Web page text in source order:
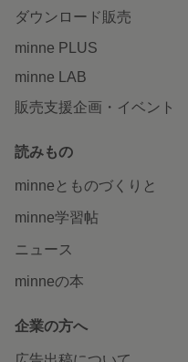
ダウンロード販売
minne PLUS
minne LAB
販売支援企画・イベント
読みもの
minneとものづくりと
minne学習帖
ニュース
minneの本
企業の方へ